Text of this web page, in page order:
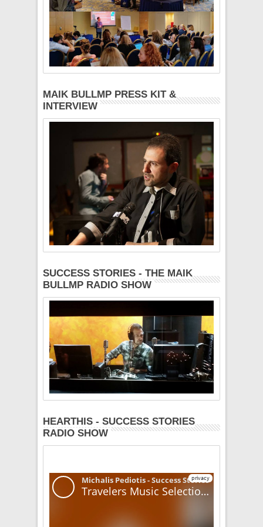
MAIK BULLMP PRESS KIT &
INTERVIEW
SUCCESS STORIES - THE MAIK
BULLMP RADIO SHOW
HEARTHIS - SUCCESS STORIES
RADIO SHOW